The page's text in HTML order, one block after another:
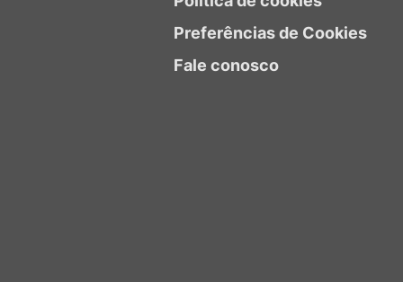
Preferências de Cookies
Fale conosco